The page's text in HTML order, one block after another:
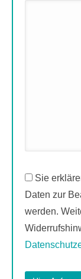
Sie
Daten zur
werden.